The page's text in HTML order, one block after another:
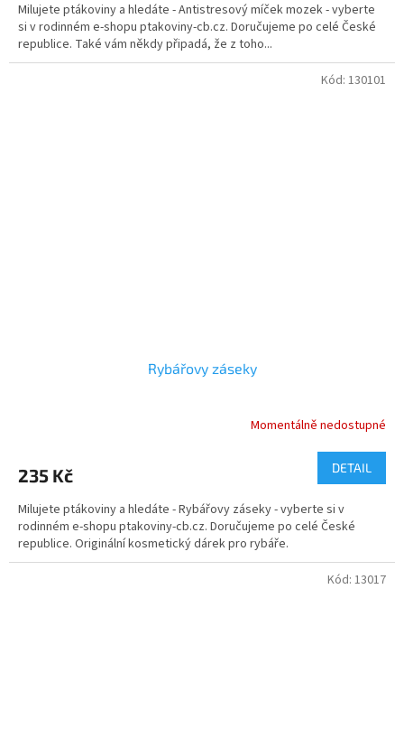
Milujete ptákoviny a hledáte - Antistresový míček mozek - vyberte
si v rodinném e-shopu ptakoviny-cb.cz. Doručujeme po celé České
republice. Také vám někdy připadá, že z toho...
Rybářovy záseky
Momentálně nedostupné
235 Kč DETAIL
Milujete ptákoviny a hledáte - Rybářovy záseky - vyberte si v
rodinném e-shopu ptakoviny-cb.cz. Doručujeme po celé České
republice. Originální kosmetický dárek pro rybáře.
Kód: 130101
Kód: 13017